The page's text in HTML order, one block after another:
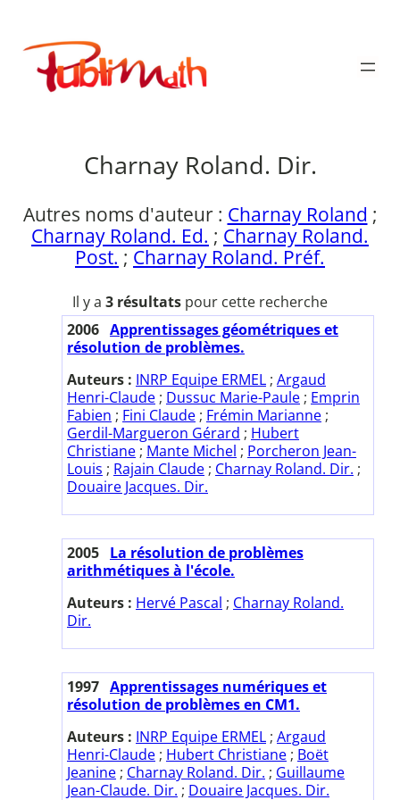
contenu
Publimath
Charnay Roland. Dir.
Autres noms d'auteur : Charnay Roland ;
Charnay Roland. Ed. ; Charnay Roland.
Post. ; Charnay Roland. Préf.
Il y a 3 résultats pour cette recherche
2006 Apprentissages géométriques et
résolution de problèmes.
Auteurs : INRP Equipe ERMEL ; Argaud
Henri-Claude ; Dussuc Marie-Paule ; Emprin
Fabien ; Fini Claude ; Frémin Marianne ;
Gerdil-Margueron Gérard ; Hubert
Christiane ; Mante Michel ; Porcheron Jean-
Louis ; Rajain Claude ; Charnay Roland. Dir. ;
Douaire Jacques. Dir.
2005 La résolution de problèmes
arithmétiques à l'école.
Auteurs : Hervé Pascal ; Charnay Roland.
Dir.
1997 Apprentissages numériques et
résolution de problèmes en CM1.
Auteurs : INRP Equipe ERMEL ; Argaud
Henri-Claude ; Hubert Christiane ; Boët
Jeanine ; Charnay Roland. Dir. ; Guillaume
Jean-Claude. Dir. ; Douaire Jacques. Dir.